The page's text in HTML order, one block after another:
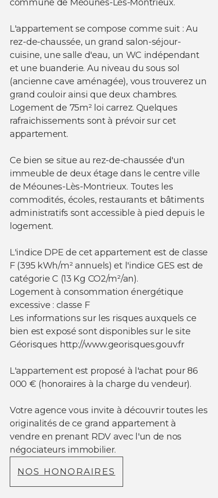
commune de Méounes-Lès-Montrieux.
L'appartement se compose comme suit : Au
rez-de-chaussée, un grand salon-séjour-
cuisine, une salle d'eau, un WC indépendant
et une buanderie. Au niveau du sous sol
(ancienne cave aménagée), vous trouverez un
grand couloir ainsi que deux chambres.
Logement de 75m² loi carrez. Quelques
rafraichissements sont à prévoir sur cet
appartement.
Ce bien se situe au rez-de-chaussée d'un
immeuble de deux étage dans le centre ville
de Méounes-Lès-Montrieux. Toutes les
commodités, écoles, restaurants et bâtiments
administratifs sont accessible à pied depuis le
logement.
L'indice DPE de cet appartement est de classe
F (395 kWh/m² annuels) et l'indice GES est de
catégorie C (13 Kg CO2/m²/an).
Logement à consommation énergétique
excessive : classe F
Les informations sur les risques auxquels ce
bien est exposé sont disponibles sur le site
Géorisques http://www.georisques.gouv.fr
L'appartement est proposé à l'achat pour 86
000 € (honoraires à la charge du vendeur).
Votre agence vous invite à découvrir toutes les
originalités de ce grand appartement à
vendre en prenant RDV avec l'un de nos
négociateurs immobilier.
NOS HONORAIRES
NOUS SUIVRE
Nos actualités
Facebook
Instagram
Linkedin
Youtube
© Copyright 2021 Ci-immo - Tous droits
réservés